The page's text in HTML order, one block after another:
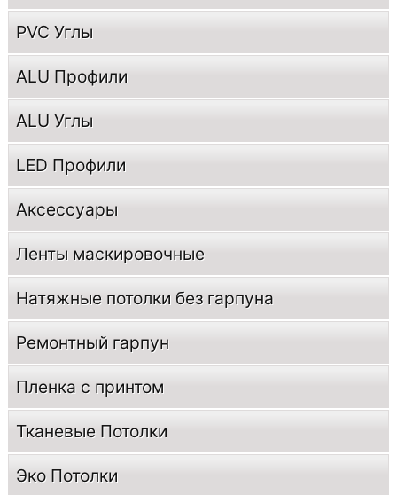
PVC Углы
ALU Профили
ALU Углы
LED Профили
Аксессуары
Ленты маскировочные
Натяжные потолки без гарпуна
Ремонтный гарпун
Пленка с принтом
Тканевые Потолки
Эко Потолки